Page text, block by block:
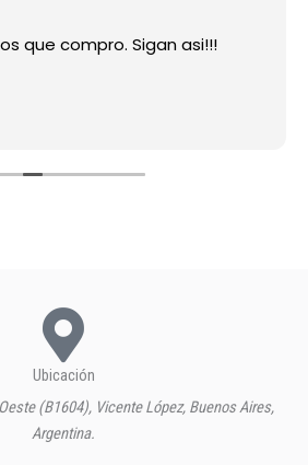
que compro. Sigan asi!!!
Ubicación
(B1604), Vicente López, Buenos Aires,
Argentina.